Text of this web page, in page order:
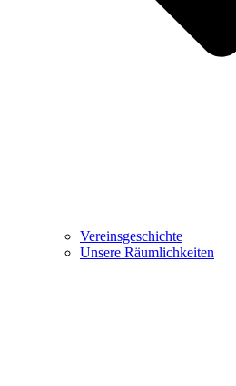
Vereinsgeschichte
Unsere Räumlichkeiten